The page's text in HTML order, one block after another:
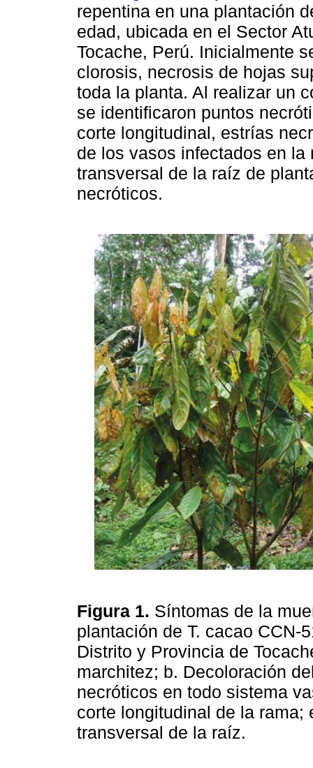
repentina en una plantación
edad, ubicada en el Sector
Tocache, Perú. Inicialmente
clorosis, necrosis de hojas
toda la planta. Al realizar un
se identificaron puntos
corte longitudinal, estrías
de los vasos infectados en
transversal de la raíz de
necróticos.
Figura 1. Síntomas de la
plantación de T. cacao CCN-
Distrito y Provincia de
marchitez; b. Decoloración
necróticos en todo sistema
corte longitudinal de la
transversal de la raíz.